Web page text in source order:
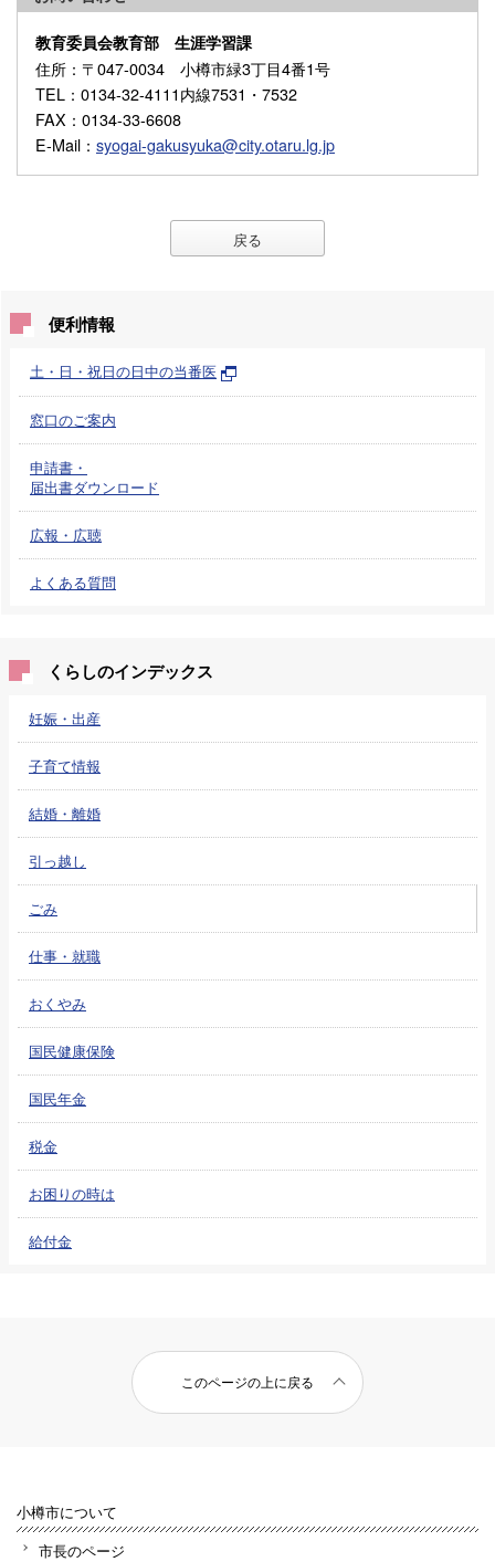
教育委員会教育部 生涯学習課
住所 ：〒047-0034 小樽市緑3丁目4番1号
TEL ：0134-32-4111内線7531・7532
FAX ：0134-33-6608
E-Mail ： syogai-gakusyuka@city.otaru.lg.jp
戻る
便利情報
土・日・祝日の日中の当番医
窓口のご案内
申請書・
届出書ダウンロード
広報・広聴
よくある質問
くらしのインデックス
妊娠・出産
子育て情報
結婚・離婚
引っ越し
ごみ
仕事・就職
おくやみ
国民健康保険
国民年金
税金
お困りの時は
給付金
このページの上に戻る
小樽市について
市長のページ